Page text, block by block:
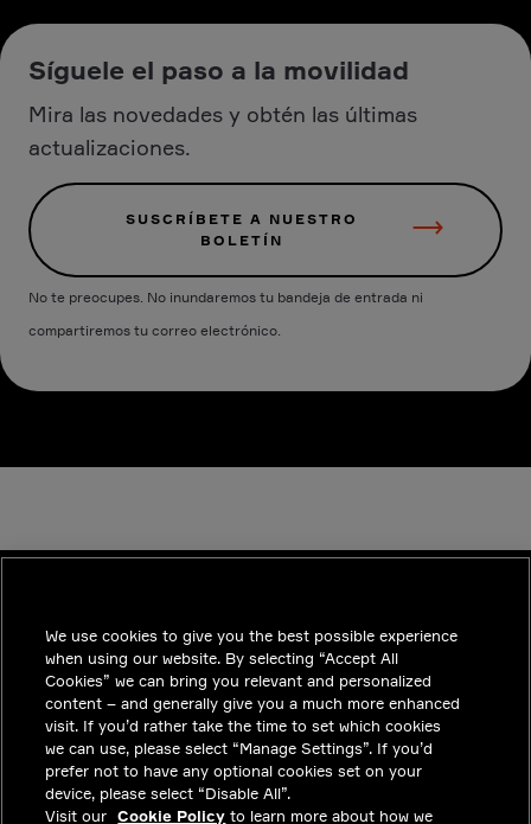
Síguele el paso a la movilidad
Mira las novedades y obtén las últimas
actualizaciones.
SUSCRÍBETE A NUESTRO
BOLETÍN
No te preocupes. No inundaremos tu bandeja de entrada ni
compartiremos tu correo electrónico.
INDUSTRIES
TENDENCIAS
SOLUCIONES
CARRERAS
INVERSIONISTAS
We use cookies to give you the best possible experience
when using our website. By selecting “Accept All
Cookies” we can bring you relevant and personalized
content – and generally give you a much more enhanced
visit. If you’d rather take the time to set which cookies
we can use, please select “Manage Settings”. If you’d
prefer not to have any optional cookies set on your
device, please select “Disable All”.
Visit our Cookie Policy to learn more about how we